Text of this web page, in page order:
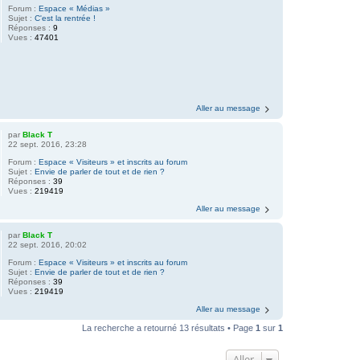
Forum :Espace « Médias »
Sujet :C'est la rentrée !
Réponses :9
Vues :47401
Aller au message
parBlack T
22 sept. 2016, 23:28
Forum :Espace « Visiteurs » et inscrits au forum
Sujet :Envie de parler de tout et de rien ?
Réponses :39
Vues :219419
Aller au message
parBlack T
22 sept. 2016, 20:02
Forum :Espace « Visiteurs » et inscrits au forum
Sujet :Envie de parler de tout et de rien ?
Réponses :39
Vues :219419
Aller au message
La recherche a retourné 13 résultats • Page 1 sur 1